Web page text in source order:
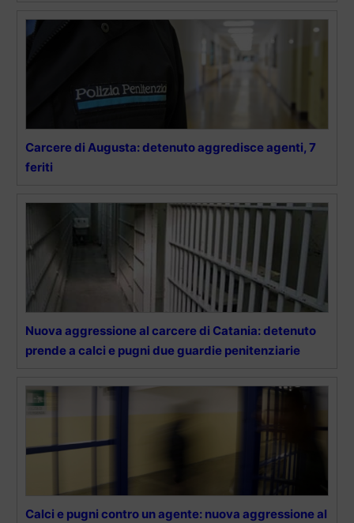
Carcere di Augusta: detenuto aggredisce agenti, 7
feriti
Nuova aggressione al carcere di Catania: detenuto
prende a calci e pugni due guardie penitenziarie
Calci e pugni contro un agente: nuova aggressione al